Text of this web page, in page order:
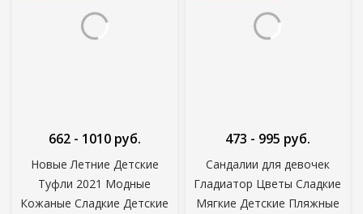
Новые Летние Детские
Туфли 2021 Модные
Кожаные Сладкие Детские
662 - 1010 руб.
Сандалии для девочек
Гладиатор Цветы Сладкие
Мягкие Детские Пляжные
473 - 995 руб.